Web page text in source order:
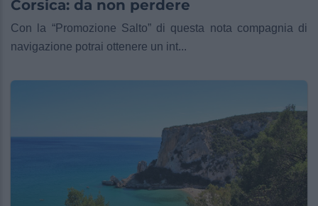
Corsica: da non perdere
Con la “Promozione Salto” di questa nota compagnia di
navigazione potrai ottenere un int...